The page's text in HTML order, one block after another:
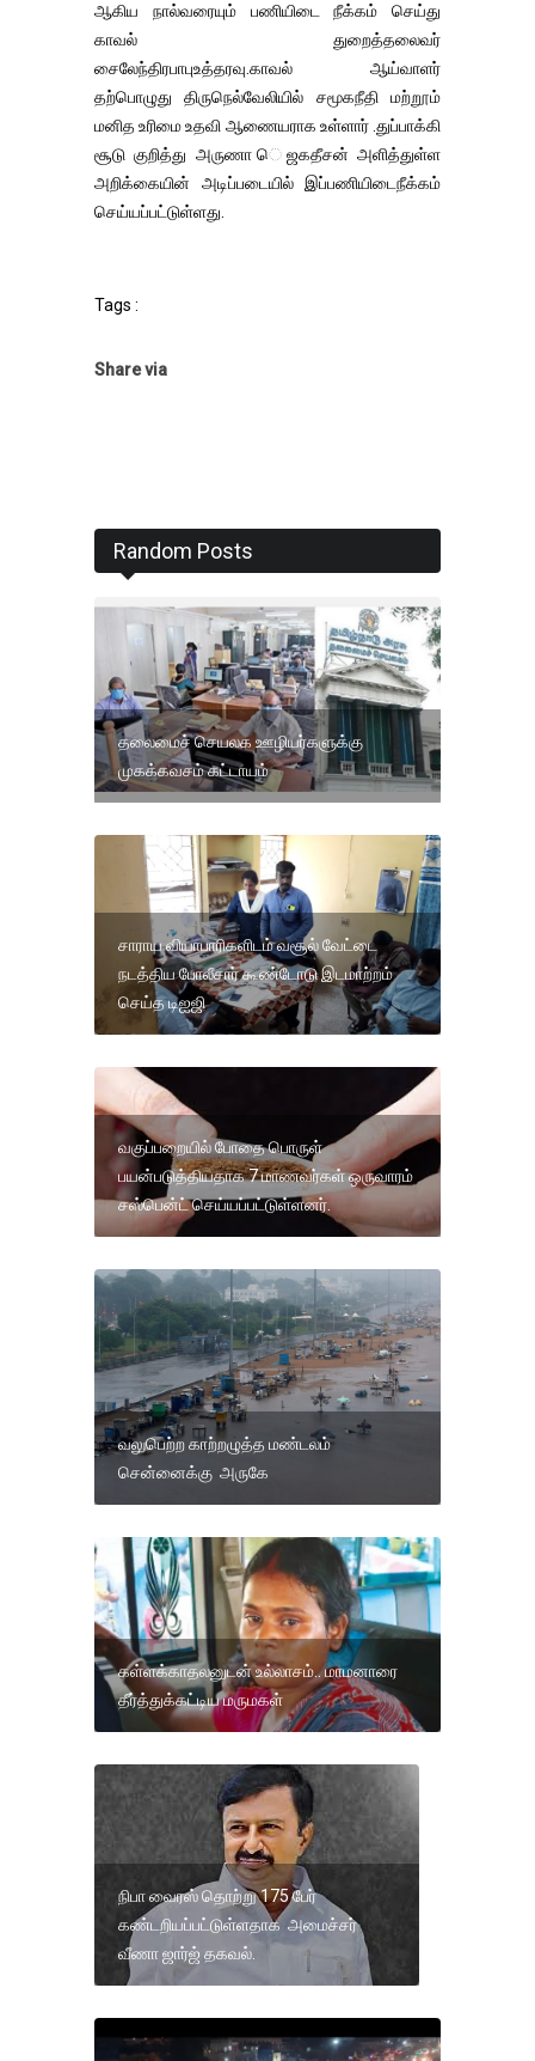
ஆகிய நால்வரையும் பணியிடை நீக்கம் செய்து
காவல் துறைத்தலைவர்
சைலேந்திரபாபுஉத்தரவு.காவல் ஆய்வாளர்
தற்பொழுது திருநெல்வேலியில் சமூகநீதி மற்றூம்
மனித உரிமை உதவி ஆணையராக உள்ளார் .துப்பாக்கி
சூடு குறித்து அருணா ெஜகதீசன் அளித்துள்ள
அறிக்கையின் அடிப்படையில் இப்பணியிடைநீக்கம்
செய்யப்பட்டுள்ளது.
Tags :
Share via
Random Posts
தலைமைச் செயலக ஊழியர்களுக்கு
முகக்கவசம் கட்டாயம்
சாராய வியாபாரிகளிடம் வசூல் வேட்டை
நடத்திய போலீசார் கூண்டோடு இடமாற்றம்
செய்த டிஐஜி
வகுப்பறையில் போதை பொருள்
பயன்படுத்தியதாக 7 மாணவர்கள் ஒருவாரம்
சஸ்பென்ட் செய்யப்பட்டுள்ளனர்.
வலுபெற்ற காற்றழுத்த மண்டலம்
சென்னைக்கு அருகே
கள்ளக்காதலனுடன் உல்லாசம்.. மாமனாரை
தீர்த்துக்கட்டிய மருமகள்
நிபா வைரஸ் தொற்று 175 பேர்
கண்டறியப்பட்டுள்ளதாக அமைச்சர்
வீணா ஜார்ஜ் தகவல்.